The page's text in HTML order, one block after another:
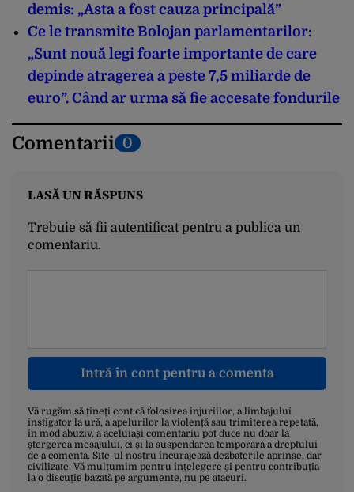
demis: „Asta a fost cauza principală”
Ce le transmite Bolojan parlamentarilor:
„Sunt nouă legi foarte importante de care
depinde atragerea a peste 7,5 miliarde de
euro”. Când ar urma să fie accesate fondurile
Comentarii 0
LASĂ UN RĂSPUNS
Trebuie să fii autentificatpentru a publica un
comentariu.
Intră în cont pentru a comenta
Vă rugăm să țineți cont că folosirea injuriilor, a limbajului
instigator la ură, a apelurilor la violență sau trimiterea repetată,
în mod abuziv, a aceluiași comentariu pot duce nu doar la
ștergerea mesajului, ci și la suspendarea temporară a dreptului
de a comenta. Site-ul nostru încurajează dezbaterile aprinse, dar
civilizate. Vă mulțumim pentru înțelegere și pentru contribuția
la o discuție bazată pe argumente, nu pe atacuri.